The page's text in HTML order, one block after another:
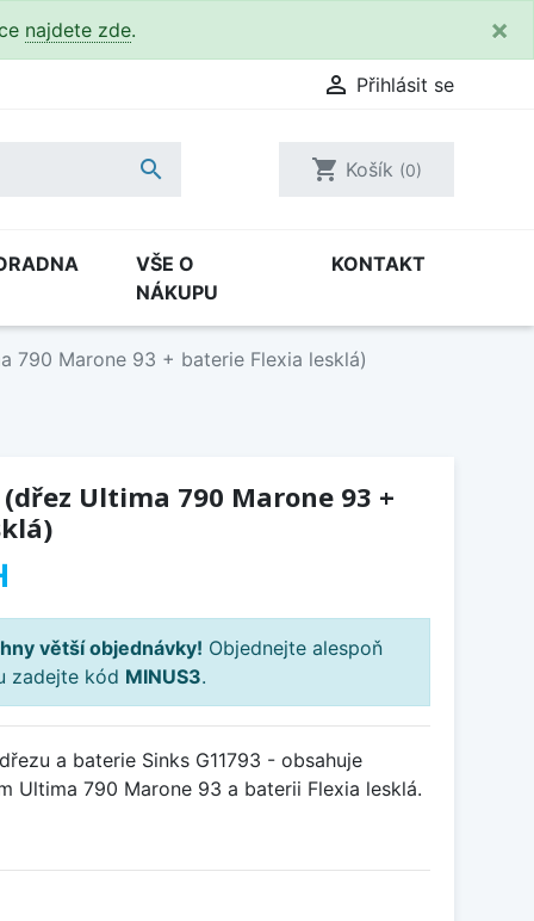
najdete zde. ×
 Přihlásit se
 shopping_cart Košík (0)
VŠE O
NÁKUPU
KONTAKT
790 Marone 93 + baterie Flexia lesklá)
(dřez Ultima 790 Marone 93 +
větší objednávky! Objednejte alespoň
zadejte kód MINUS3.
a baterie Sinks G11793 - obsahuje
Ultima 790 Marone 93 a baterii Flexia lesklá.